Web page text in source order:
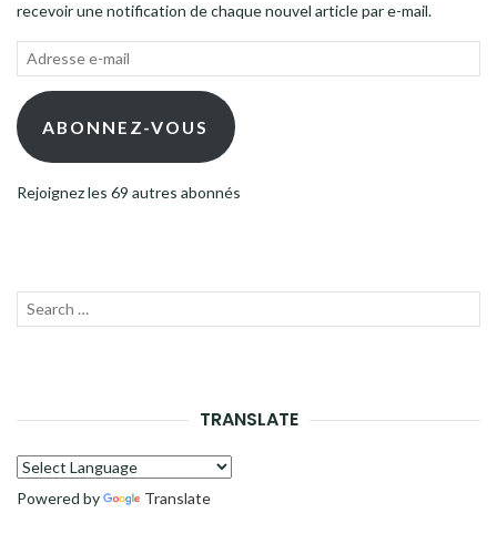
recevoir une notification de chaque nouvel article par e-mail.
Adresse
mail ABONNEZ-VOUS
Rejoignez les 69 autres abonnés
Recherche
TRANSLATE
Powered by Translate